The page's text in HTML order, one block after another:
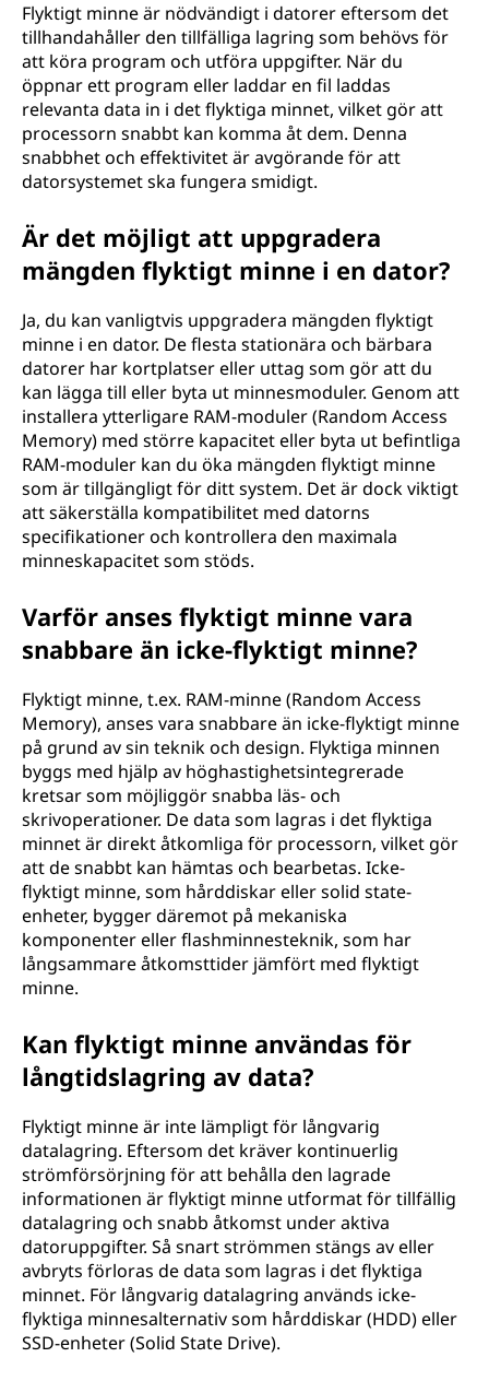
Flyktigt minne är nödvändigt i datorer eftersom det
tillhandahåller den tillfälliga lagring som behövs för
att köra program och utföra uppgifter. När du
öppnar ett program eller laddar en fil laddas
relevanta data in i det flyktiga minnet, vilket gör att
processorn snabbt kan komma åt dem. Denna
snabbhet och effektivitet är avgörande för att
datorsystemet ska fungera smidigt.
Är det möjligt att uppgradera
mängden flyktigt minne i en dator?
Ja, du kan vanligtvis uppgradera mängden flyktigt
minne i en dator. De flesta stationära och bärbara
datorer har kortplatser eller uttag som gör att du
kan lägga till eller byta ut minnesmoduler. Genom att
installera ytterligare RAM-moduler (Random Access
Memory) med större kapacitet eller byta ut befintliga
RAM-moduler kan du öka mängden flyktigt minne
som är tillgängligt för ditt system. Det är dock viktigt
att säkerställa kompatibilitet med datorns
specifikationer och kontrollera den maximala
minneskapacitet som stöds.
Varför anses flyktigt minne vara
snabbare än icke-flyktigt minne?
Flyktigt minne, t.ex. RAM-minne (Random Access
Memory), anses vara snabbare än icke-flyktigt minne
på grund av sin teknik och design. Flyktiga minnen
byggs med hjälp av höghastighetsintegrerade
kretsar som möjliggör snabba läs- och
skrivoperationer. De data som lagras i det flyktiga
minnet är direkt åtkomliga för processorn, vilket gör
att de snabbt kan hämtas och bearbetas. Icke-
flyktigt minne, som hårddiskar eller solid state-
enheter, bygger däremot på mekaniska
komponenter eller flashminnesteknik, som har
långsammare åtkomsttider jämfört med flyktigt
minne.
Kan flyktigt minne användas för
långtidslagring av data?
Flyktigt minne är inte lämpligt för långvarig
datalagring. Eftersom det kräver kontinuerlig
strömförsörjning för att behålla den lagrade
informationen är flyktigt minne utformat för tillfällig
datalagring och snabb åtkomst under aktiva
datoruppgifter. Så snart strömmen stängs av eller
avbryts förloras de data som lagras i det flyktiga
minnet. För långvarig datalagring används icke-
flyktiga minnesalternativ som hårddiskar (HDD) eller
SSD-enheter (Solid State Drive).